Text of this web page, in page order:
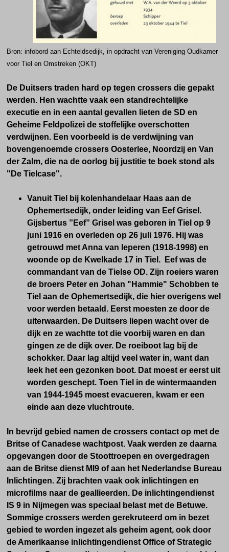
Bron: infobord aan Echteldsedijk, in opdracht van Vereniging Oudkamer
voor Tiel en Omstreken (OKT)
De Duitsers traden hard op tegen crossers die gepakt
werden. Hen wachtte vaak een standrechtelijke
executie en in een aantal gevallen lieten de SD en
Geheime Feldpolizei de stoffelijke overschotten
verdwijnen. Een voorbeeld is de verdwijning van
bovengenoemde crossers Oosterlee, Noordzij en Van
der Zalm, die na de oorlog bij justitie te boek stond als
"De Tielcase".
Vanuit Tiel bij kolenhandelaar Haas aan de
Ophemertsedijk, onder leiding van Eef Grisel.
Gijsbertus ”Eef” Grisel was geboren in Tiel op 9
juni 1916 en overleden op 26 juli 1976. Hij was
getrouwd met Anna van Ieperen (1918-1998) en
woonde op de Kwelkade 17 in Tiel. Eef was de
commandant van de Tielse OD. Zijn roeiers waren
de broers Peter en Johan "Hammie" Schobben te
Tiel aan de Ophemertsedijk, die hier overigens wel
voor werden betaald. Eerst moesten ze door de
uiterwaarden. De Duitsers liepen wacht over de
dijk en ze wachtte tot die voorbij waren en dan
gingen ze de dijk over. De roeiboot lag bij de
schokker. Daar lag altijd veel water in, want dan
leek het een gezonken boot. Dat moest er eerst uit
worden geschept. Toen Tiel in de wintermaanden
van 1944-1945 moest evacueren, kwam er een
einde aan deze vluchtroute.
In bevrijd gebied namen de crossers contact op met de
Britse of Canadese wachtpost. Vaak werden ze daarna
opgevangen door de Stoottroepen en overgedragen
aan de Britse dienst MI9 of aan het Nederlandse Bureau
Inlichtingen. Zij brachten vaak ook inlichtingen en
microfilms naar de geallieerden. De inlichtingendienst
IS 9 in Nijmegen was speciaal belast met de Betuwe.
Sommige crossers werden gerekruteerd om in bezet
gebied te worden ingezet als geheim agent, ook door
de Amerikaanse inlichtingendienst Office of Strategic